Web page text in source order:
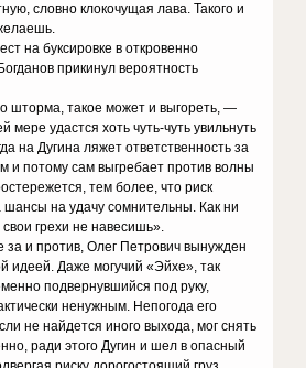
словно клокочущая лава. Такого и
на буксировке в откровенно
прикинул вероятность
шторма, такое может и выгореть, —
удастся хоть чуть-чуть увильнуть
на Дугина ляжет ответственность за
и потому сам выгребает против волны
тем более, что риск
шансы на удачу сомнительны. Как ни
грехи не навесишь».
за и против, Олег Петрович вынужден
идеей. Даже могучий «Эйхе», так
подвернувшийся под руку,
ненужным. Непогода его
не найдется иного выхода, мог снять
ради этого Дугин и шел в опасный